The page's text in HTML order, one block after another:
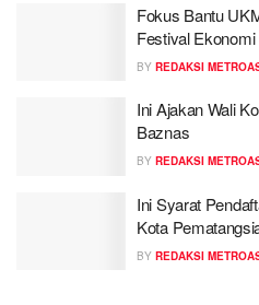
Fokus Bantu
Festival
BY REDAKSI
Ini Ajakan Wali
Baznas
BY REDAKSI
Ini Syarat
Kota
BY REDAKSI